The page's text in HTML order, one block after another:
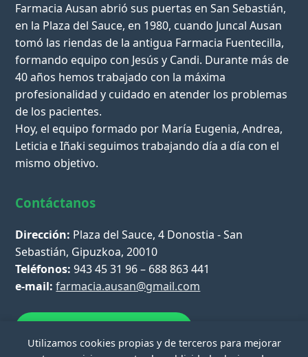
Farmacia Ausan abrió sus puertas en San Sebastián,
en la Plaza del Sauce, en 1980, cuando Juncal Ausan
tomó las riendas de la antigua Farmacia Fuentecilla,
formando equipo con Jesús y Candi. Durante más de
40 años hemos trabajado con la máxima
profesionalidad y cuidado en atender los problemas
de los pacientes.
Hoy, el equipo formado por María Eugenia, Andrea,
Leticia e Iñaki seguimos trabajando día a día con el
mismo objetivo.
Contáctanos
Dirección: Plaza del Sauce, 4 Donostia - San
Sebastián, Gipuzkoa, 20010
Teléfonos: 943 45 31 96 – 688 863 441
e-mail: farmacia.ausan@gmail.com
Utilizamos cookies propias y de terceros para mejorar